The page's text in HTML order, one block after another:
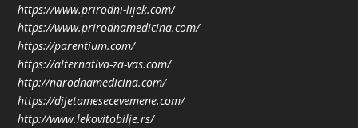
https://www.prirodni-lijek.com/
https://www.prirodnamedicina.com/
https://parentium.com/
https://alternativa-za-vas.com/
http://narodnamedicina.com/
https://dijetamesecevemene.com/
http://www.lekovitobilje.rs/